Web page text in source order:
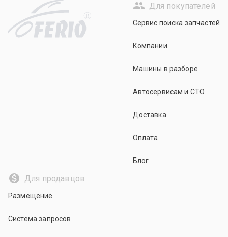
R
Для покупателей
Сервис поиска запчастей
Компании
Машины в разборе
Автосервисам и СТО
Доставка
Оплата
Блог
Для продавцов
Размещение
Система запросов